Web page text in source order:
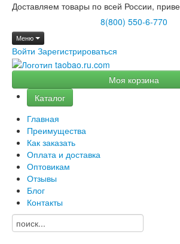
Доставляем товары по всей России,
8(800) 550-6-770
Меню
Войти Зарегистрироваться
Моя корзина
Каталог
Главная
Преимущества
Как заказать
Оплата и доставка
Оптовикам
Отзывы
Блог
Контакты